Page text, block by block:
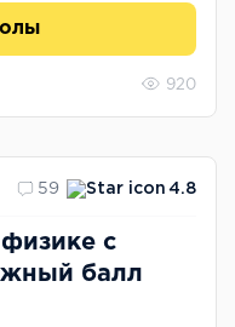
920
59 4.8
на нужный балл